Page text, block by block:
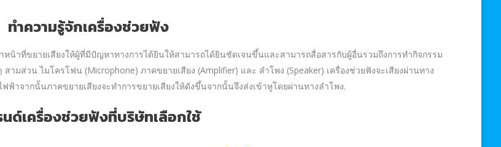
ทำความรู้จักเครื่องช่วยฟัง
น้าที่ขยายเสียงให้ผู้ที่มีปัญหาทางการได้ยินให้สามารถได้ยินชัดเจนขึ้นและสามารถสื่อสารกับผู้อื่นรวมถึงการทำกิจกรรม
มส่วน ไมโครโฟน (Microphone) ภาคขยายเสียง (Amplifier) และ ลำโพง (Speaker) เครื่องช่วยฟังจะเสียงผ่านทาง
าจากนั้นภาคขยายเสียงจะทำการขยายเสียงให้ดังขึ้นจากนั้นจึงส่งเข้าหูโดยผ่านทางลำโพง.
ด์เครื่องช่วยฟังที่บริษัทเลือกใช้